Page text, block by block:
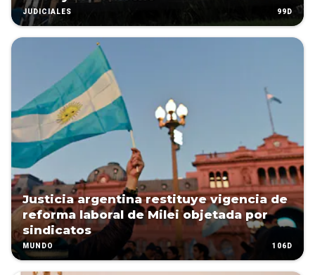
JUDICIALES 99D
Justicia argentina restituye vigencia de
reforma laboral de Milei objetada por
sindicatos
MUNDO 106D